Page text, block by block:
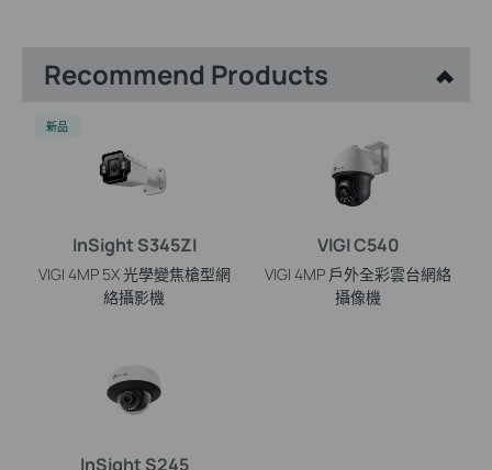
Recommend Products
InSight S345ZI
VIGI 4MP 5X 光學變焦槍型網
絡攝影機
新品
VIGI C540
VIGI 4MP 戶外全彩雲台網絡
攝像機
InSight S245